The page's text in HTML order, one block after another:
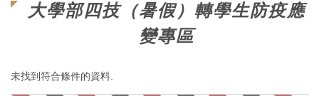
大學部四技（暑假）轉學生防疫應
變專區
未找到符合條件的資料.